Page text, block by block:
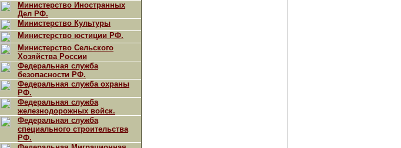
Министерство Иностранных
Дел РФ.
Министерство Культуры
Министерство юстиции РФ.
Министерство Сельского
Хозяйства России
Федеральная служба
безопасности РФ.
Федеральная служба охраны
РФ.
Федеральная служба
железнодорожных войск.
Федеральная служба
специального строительства
РФ.